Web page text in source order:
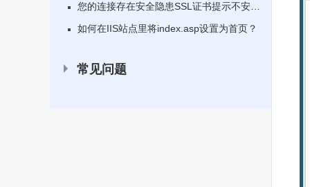
您的连接存在安全隐患SSL证书提示不安全
的解决办法
如何在IIS站点里将index.asp设置为首页？
常见问题